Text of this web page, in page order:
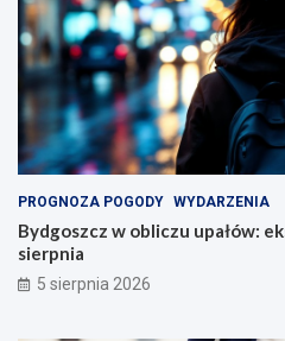
PROGNOZA POGODY WYDARZENIA
Bydgoszcz w obliczu upałów:
sierpnia
5 sierpnia 2026